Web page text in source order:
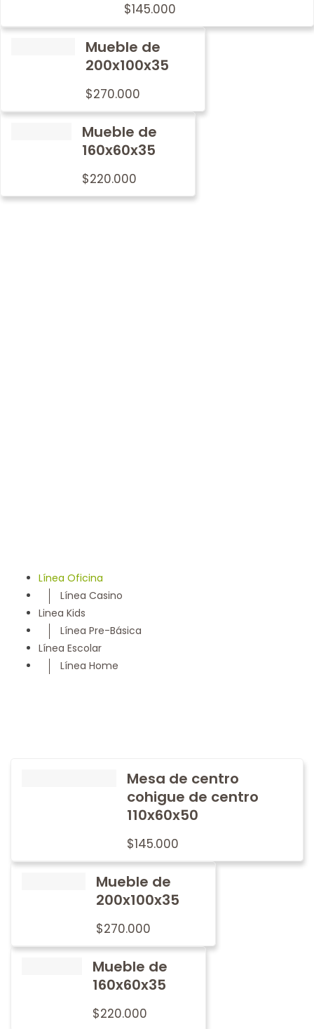
$145.000
Mueble de
200x100x35
$270.000
Mueble de
160x60x35
$220.000
Línea Oficina
Línea Casino
Linea Kids
Línea Pre-Básica
Línea Escolar
Línea Home
Mesa de centro
cohigue de centro
110x60x50
$145.000
Mueble de
200x100x35
$270.000
Mueble de
160x60x35
$220.000